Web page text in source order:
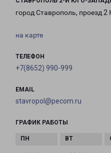
город Ставрополь, проезд
на карте
ТЕЛЕФОН
+7(8652) 990-999
EMAIL
stavropol@pecom.ru
ГРАФИК РАБОТЫ